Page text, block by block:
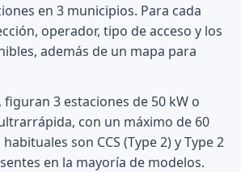
en 3 municipios. Para cada
operador, tipo de acceso y los
además de un mapa para
3 estaciones de 50 kW o
con un máximo de 60
son CCS (Type 2) y Type 2
en la mayoría de modelos.